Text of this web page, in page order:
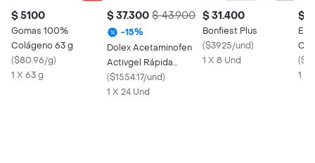
$ 5100
Gomas 100%
Colágeno 63 g
($80.96/g)
1 X 63 g
$ 37.300 $ 43.900
-15%
Dolex Acetaminofen
Activgel Rápida
Acción Doble
Tecnología x 24
($1554.17/und)
1 X 24 Und
$ 31.400
Bonfiest Plus
($3925/und)
1 X 8 Und
$
mL
(
1 X